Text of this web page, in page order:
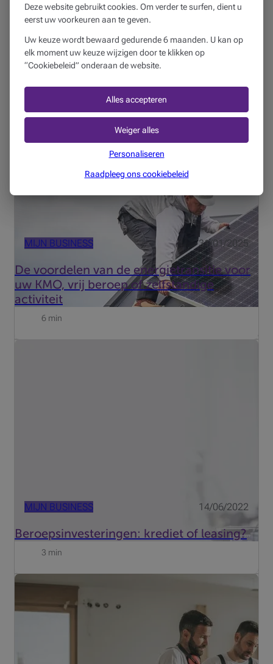
MIJN BUSINESS
« Neemt een bank de tijd om mijn business
te begrijpen? »
MIJN BUSINESS 31/01/2025
De voordelen van de energietransitie voor
uw KMO, vrij beroep of zelfstandige
activiteit
Door met uw KMO of vrij beroep te kiezen voor een
duurzame aanpak kunt u op vele manieren het verschil
maken. Maar wat betekent dat voor uw bedrijf? Wat zijn
de voordelen van de overstap naar duurzame energie?
6 min
MIJN BUSINESS 14/06/2022
Beroepsinvesteringen: krediet of leasing?
3 min
Om er voor te zorgen dat uw bedrijf duurzaam groeit,
achteruitgaan. U kunt daarvoor natuurlijk uw
cashreserves aanspreken, maar soms kan het
Deze website gebruikt cookies. Om verder te surfen, dient u
eerst uw voorkeuren aan te geven.
Uw keuze wordt bewaard gedurende 6 maanden. U kan op
elk moment uw keuze wijzigen door te klikken op
“Cookiebeleid” onderaan de website.
Alles accepteren
Weiger alles
Personaliseren
Raadpleeg ons cookiebeleid